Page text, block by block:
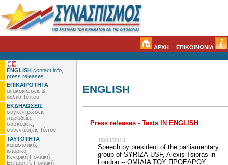
ΑΡΧΗ ΕΠΙΚΟΙΝΩΝΙΑ
ENGLISH contact info,
press releases
ΕΠΙΚΑΙΡΟΤΗΤΑ
ανακοινώσεις &
δελτία Τύπου
ΕΚΔΗΛΩΣΕΙΣ
συγκεντρώσεις,
περιοδείες,
συσκέψεις,
συνεντεύξεις Τύπου
ΤΑΥΤΟΤΗΤΑ
καταστατικό,
ιστορικό,
Κεντρική Πολιτική
Επιτροπή, Πολιτική
ENGLISH
Press releases - Texts IN ENGLISH
15/03/2013
Speech by president of the parliamentary
group of SYRIZA-USF, Alexis Tsipras in
London -- ΟΜΙΛΙΑ ΤΟΥ ΠΡΟΕΔΡΟΥ